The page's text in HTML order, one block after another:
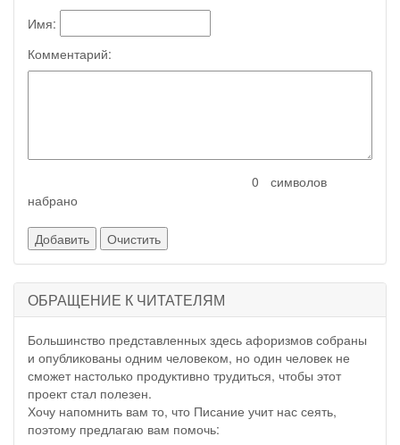
Имя:
Комментарий:
символов
набрано
ОБРАЩЕНИЕ К ЧИТАТЕЛЯМ
Большинство представленных здесь афоризмов собраны
и опубликованы одним человеком, но один человек не
сможет настолько продуктивно трудиться, чтобы этот
проект стал полезен.
Хочу напомнить вам то, что Писание учит нас сеять,
поэтому предлагаю вам помочь: